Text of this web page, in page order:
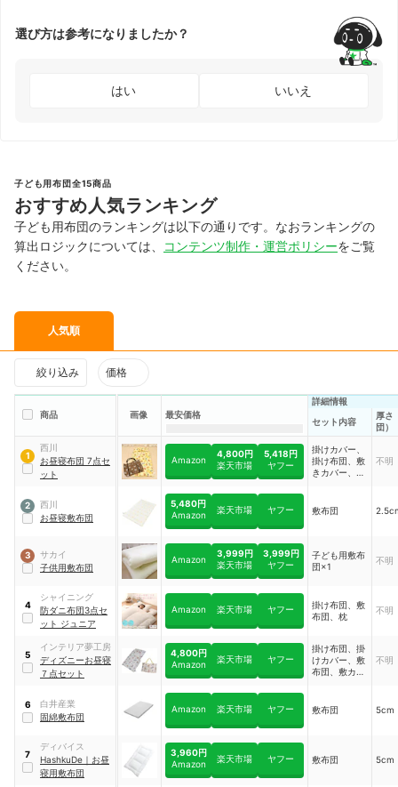
選び方は参考になりましたか？
はい いいえ
子ども用布団全15商品
おすすめ人気ランキング
子ども用布団のランキングは以下の通りです。なおランキングの
算出ロジックについては、
コンテンツ制作・運営ポリシーをご覧
ください。
人気順
絞り込み 価格
商品 画像 最安価格
詳細情報
セット内容
厚さ
団）
1
西川
お昼寝布団 7点セ
ット
Amazon
4,800円
楽天市場
5,418円
ヤフー
掛けカバー、
掛け布団、敷
きカバー、敷
不明
2
西川
お昼寝敷布団
5,480円
Amazon
楽天市場 ヤフー 敷布団
3
サカイ
子供用敷布団
Amazon
3,999円
楽天市場
3,999円
ヤフー
子ども用敷布
団×1
不明
4
シャイニング
防ダニ布団3点セ
ット ジュニア
Amazon 楽天市場 ヤフー
掛け布団、敷
布団、枕
不明
5
インテリア夢工房
ディズニーお昼寝
７点セット
4,800円
Amazon
楽天市場 ヤフー
掛け布団、掛
けカバー、敷
布団、敷カバ
ーバッグ
不明
6
白井産業
固綿敷布団
Amazon 楽天市場 ヤフー 敷布団 5cm
7
ディバイス
HashkuDe ｜ お昼
寝用敷布団
3,960円
Amazon
楽天市場 ヤフー 敷布団 5cm